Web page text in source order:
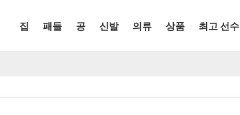
집 패들 공 신발 의류 상품 최고 선수